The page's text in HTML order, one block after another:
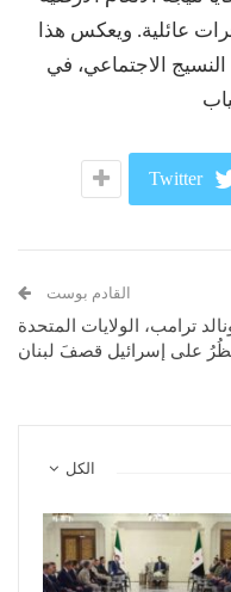
عائلية. ويعكس هذا
الاجتماعي، في
Twitter
القادم بوست
ترامب، الولايات المتحدة
على إسرائيل قصفَ لبنان
الكل